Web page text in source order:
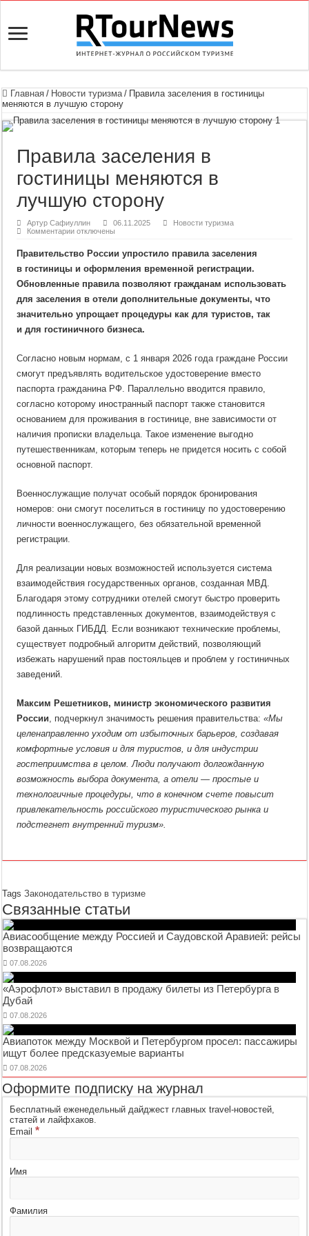
Главная / Новости туризма / Правила заселения в гостиницы
меняются в лучшую сторону
Правила заселения в
гостиницы меняются в
лучшую сторону
Артур Сафиуллин 06.11.2025
Новости туризма
Комментариик
заселения
гостиницы
в
лучшую
сторону
отключены
Правительство России упростило правила заселения
в гостиницы и оформления временной регистрации.
Обновленные правила позволяют гражданам использовать
для заселения в отели дополнительные документы, что
значительно упрощает процедуры как для туристов, так
и для гостиничного бизнеса.
Согласно новым нормам, с 1 января 2026 года граждане России
смогут предъявлять водительское удостоверение вместо
паспорта гражданина РФ. Параллельно вводится правило,
согласно которому иностранный паспорт также становится
основанием для проживания в гостинице, вне зависимости от
наличия прописки владельца. Такое изменение выгодно
путешественникам, которым теперь не придется носить с собой
основной паспорт.
Военнослужащие получат особый порядок бронирования
номеров: они смогут поселиться в гостиницу по удостоверению
личности военнослужащего, без обязательной временной
регистрации.
Для реализации новых возможностей используется система
взаимодействия государственных органов, созданная МВД.
Благодаря этому сотрудники отелей смогут быстро проверить
подлинность представленных документов, взаимодействуя с
базой данных ГИБДД. Если возникают технические проблемы,
существует подробный алгоритм действий, позволяющий
избежать нарушений прав постояльцев и проблем у гостиничных
заведений.
Максим Решетников, министр экономического развития
России, подчеркнул значимость решения правительства:«Мы
целенаправленно уходим от избыточных барьеров, создавая
комфортные условия и для туристов, и для индустрии
гостеприимства в целом. Люди получают долгожданную
возможность выбора документа, а отели — простые и
технологичные процедуры, что в конечном счете повысит
привлекательность российского туристического рынка и
подстегнет внутренний туризм».
TagsЗаконодательство в туризме
Связанные статьи
Авиасообщение между Россией и Саудовской Аравией: рейсы
возвращаются
07.08.2026
«Аэрофлот» выставил в продажу билеты из Петербурга в
Дубай
07.08.2026
Авиапоток между Москвой и Петербургом просел: пассажиры
ищут более предсказуемые варианты
07.08.2026
Оформите подписку на журнал
Бесплатный еженедельный дайджест главных travel-новостей,
статей и лайфхаков.
Email*
Имя
Фамилия